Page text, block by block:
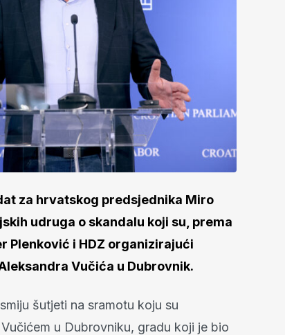
za hrvatskog predsjednika Miro
udruga o skandalu koji su, prema
Plenković i HDZ organizirajući
Vučića u Dubrovnik.
šutjeti na sramotu koju su
u Dubrovniku, gradu koji je bio